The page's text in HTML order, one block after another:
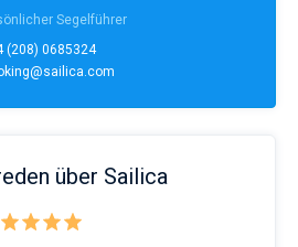
Segelführer
(208) 0685324
über Sailica